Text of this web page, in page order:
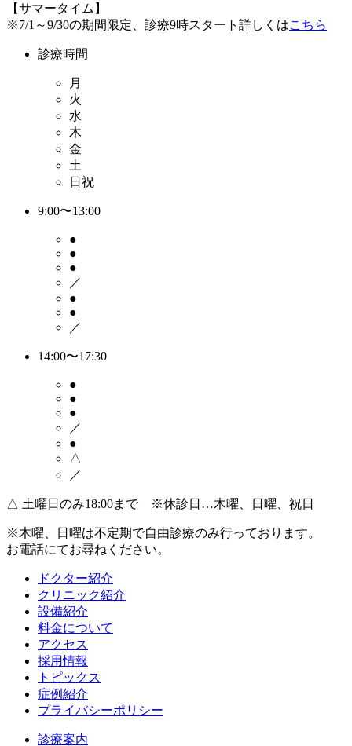
【サマータイム】
※7/1～9/30の期間限定、診療9時スタート詳しくはこちら
診療時間
月
火
水
木
金
土
日祝
9:00〜13:00
●
●
●
／
●
●
／
14:00〜17:30
●
●
●
／
●
△
／
△ 土曜日のみ18:00まで ※休診日…木曜、日曜、祝日
※木曜、日曜は不定期で自由診療のみ行っております。
お電話にてお尋ねください。
ドクター紹介
クリニック紹介
設備紹介
料金について
アクセス
採用情報
トピックス
症例紹介
プライバシーポリシー
診療案内